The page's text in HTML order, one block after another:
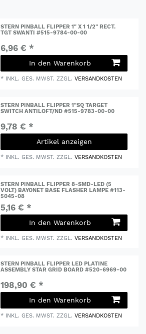
STERN PINBALL FLIPPER 1" X 1 1/2" RECT.
TGT SWANTI #515-9784-00-00
6,96 € *
In den Warenkorb
* INKL. GES. MWST. ZZGL.VERSANDKOSTEN
STERN PINBALL FLIPPER 1"SQ TARGET
SWITCH ANTILOFT/ND #515-9783-00-00
9,78 € *
Artikel anzeigen
* INKL. GES. MWST. ZZGL.VERSANDKOSTEN
STERN PINBALL FLIPPER 8-SMD-LED (5
VOLT) BAYONET BASE FLASHER LAMPE #113-
5045-08
5,16 € *
In den Warenkorb
* INKL. GES. MWST. ZZGL.VERSANDKOSTEN
STERN PINBALL FLIPPER LED PLATINE
ASSEMBLY STAR GRID BOARD #520-6969-00
198,90 € *
In den Warenkorb
* INKL. GES. MWST. ZZGL.VERSANDKOSTEN